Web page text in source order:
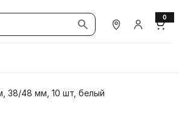
Наши магазины
Вход /
0
38/48 мм, 10 шт, белый